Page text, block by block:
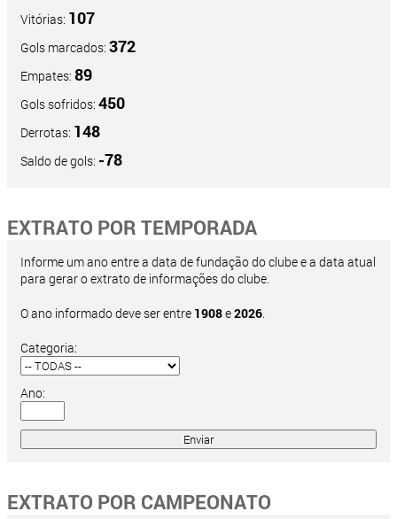
Vitórias: 107
Gols marcados: 372
Empates: 89
Gols sofridos: 450
Derrotas: 148
Saldo de gols: -78
EXTRATO POR TEMPORADA
Informe um ano entre a data de fundação do clube e a data atual
para gerar o extrato de informações do clube.
O ano informado deve ser entre 1908e2026.
Categoria:
Ano:
EXTRATO POR CAMPEONATO